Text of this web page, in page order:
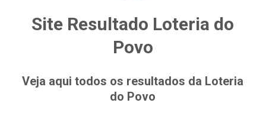
Site Resultado Loteria do
Povo
Veja aqui todos os resultados da Loteria
do Povo